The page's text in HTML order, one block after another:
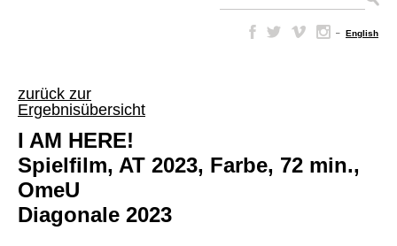
– English
zurück zur
Ergebnisübersicht
I AM HERE!
Spielfilm, AT 2023, Farbe, 72 min.,
OmeU
Diagonale 2023